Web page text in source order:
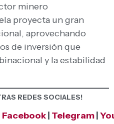
minero
proyecta un gran
aprovechando
de inversión que
y la estabilidad
REDES SOCIALES!
Facebook Telegram